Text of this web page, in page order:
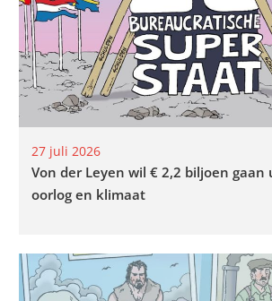
27 juli 2026
Von der Leyen wil € 2,2 biljoen gaan
oorlog en klimaat